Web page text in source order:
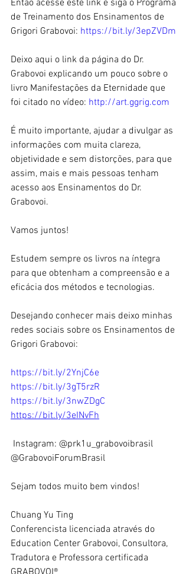
Então acesse este link e siga o Programa
de Treinamento dos Ensinamentos de
Grigori Grabovoi: https://bit.ly/3epZVDm
Deixo aqui o link da página do Dr.
Grabovoi explicando um pouco sobre o
livro Manifestações da Eternidade que
foi citado no vídeo: http://art.ggrig.com
É muito importante, ajudar a divulgar as
informações com muita clareza,
objetividade e sem distorções, para que
assim, mais e mais pessoas tenham
acesso aos Ensinamentos do Dr.
Grabovoi.
Vamos juntos!
Estudem sempre os livros na íntegra
para que obtenham a compreensão e a
eficácia dos métodos e tecnologias.
Desejando conhecer mais deixo minhas
redes sociais sobre os Ensinamentos de
Grigori Grabovoi:
https://bit.ly/2YnjC6e
https://bit.ly/3gT5rzR
https://bit.ly/3nwZDgC
https://bit.ly/3eINvFh
@GrabovoiForumBrasil
Sejam todos muito bem vindos!
Chuang Yu Ting
Conferencista licenciada através do
Education Center Grabovoi, Consultora,
Tradutora e Professora certificada